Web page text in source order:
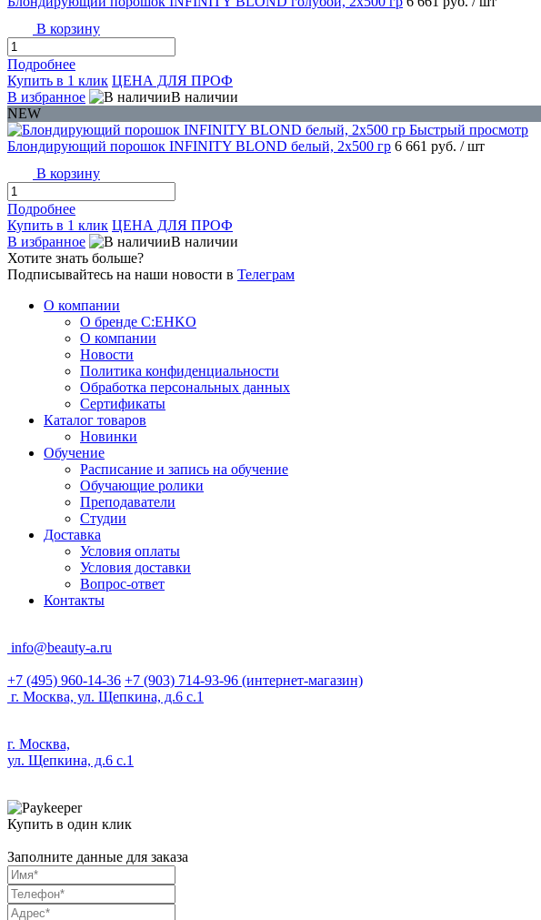
В корзину
Подробнее
Купить в 1 клик ЦЕНА ДЛЯ ПРОФ
В избранное
В наличии
NEW
Быстрый просмотр
Блондирующий порошок INFINITY BLOND белый, 2x500 гр 6 661 руб. / шт
В корзину
Подробнее
Купить в 1 клик ЦЕНА ДЛЯ ПРОФ
В избранное
В наличии
Хотите знать больше?
Подписывайтесь на наши новости в Телеграм
О компании
О бренде C:EHKO
О компании
Новости
Политика конфиденциальности
Обработка персональных данных
Сертификаты
Каталог товаров
Новинки
Обучение
Расписание и запись на обучение
Обучающие ролики
Преподаватели
Студии
Доставка
Условия оплаты
Условия доставки
Вопрос-ответ
Контакты
info@beauty-a.ru
+7 (495) 960-14-36 +7 (903) 714-93-96 (интернет-магазин)
г. Москва, ул. Щепкина, д.6 с.1
г. Москва,
ул. Щепкина, д.6 с.1
Купить в один клик
Заполните данные для заказа